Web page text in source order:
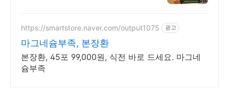
https://smartstore.naver.com/output1075 광고
마그네슘부족, 본장환
본장환, 45포 99,000원, 식전 바로 드세요. 마그네
슘부족